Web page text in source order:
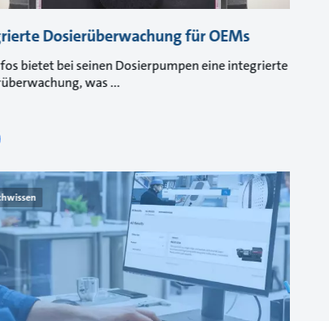
Dosierüberwachung für OEMs
bietet bei seinen Dosierpumpen eine integrierte
was